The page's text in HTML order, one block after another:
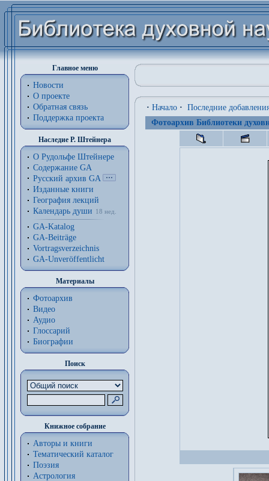
Главное меню
Новости
О проекте
Обратная связь
Поддержка проекта
Наследие Р. Штейнера
О Рудольфе Штейнере
Содержание GA
Русский архив GA
Изданные книги
География лекций
Календарь души
18 нед.
GA-Katalog
GA-Beiträge
Vortragsverzeichnis
GA-Unveröffentlicht
Материалы
Фотоархив
Видео
Аудио
Глоссарий
Биографии
Поиск
Книжное собрание
Авторы и книги
Тематический каталог
Поэзия
Астрология
· Начало · Последние
Фотоархив Библиотеки